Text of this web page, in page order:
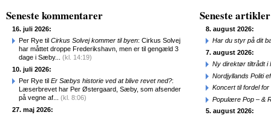
Seneste kommentarer
16. juli 2026:
Per Rye til Cirkus Solvej kommer til byen: Cirkus Solvej
har måttet droppe Frederikshavn, men er til gengæld 3
dage i Sæby... (kl. 14:19)
10. juli 2026:
Per Rye til Er Sæbys historie ved at blive revet ned?:
Læserbrevet har Per Østergaard, Sæby, som afsender
på vegne af... (kl. 8:06)
27. maj 2026:
Seneste artikler
8. august 2026:
Har du styr på dit
7. august 2026:
Ny direktør tiltrådt i
Nordjyllands Politi
Koncert til fordel
Populære Pop – &
5. august 2026: